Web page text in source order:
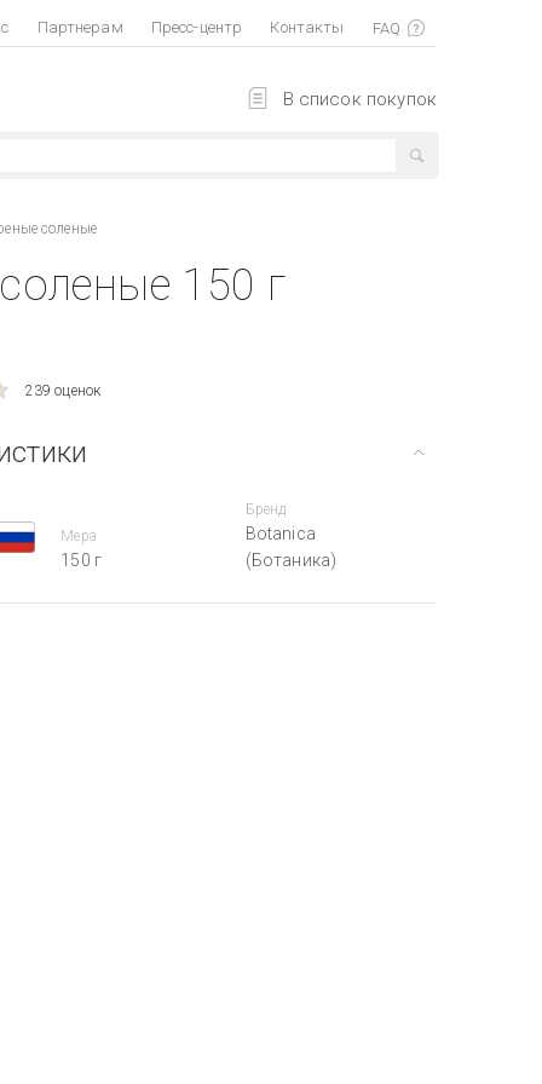
Партнерам Пресс-центр Контакты
В список покупок
соленые
150 г
239 оценок
Мера
150 г
Бренд
Botanica
(Ботаника)